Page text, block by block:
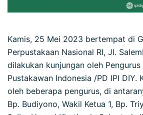
Kamis, 25 Mei 2023 bertempat di
Perpustakaan Nasional RI, Jl.
dilakukan kunjungan oleh
Pustakawan Indonesia /PD IPI DIY.
oleh beberapa pengurus, di
Bp. Budiyono, Wakil Ketua 1, Bp.